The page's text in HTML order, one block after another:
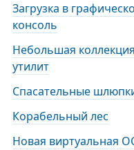
Загрузка в
консоль
Небольшая
утилит
Спасательные
Корабельный лес
Новая виртуальная